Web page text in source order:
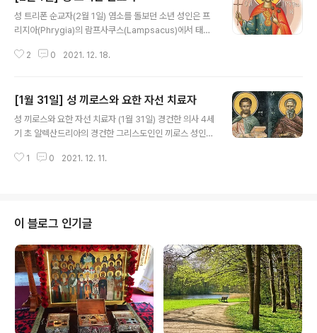
성 트리폰 순교자(2월 1일) 염소를 돌보던 소년 성인은 프
리지아(Phrygia)의 람프사쿠스(Lampsacus)에서 태어
인은 어릴 때부터 성서의 덕을 몸에 익히는 생활을 하였다.
임하였다. 당시 고르디안(Gordian, 238-44) 황제의 딸
은 오래도록 악령에 사로잡혀 고생하고 있었다. 그런데 하
루는 그 악령이 이렇게 소리쳤다. ‘트리폰 만이 나를 내어
되지 않은 이 소년을 찾아냈다. 로마로 이끌려 온 성인은 곧
2 0 2021. 12. 18.
[1월 31일] 성 끼로스와 요한 자선 치료자
성 끼로스와 요한 자선 치료자 (1월 31일) 경건한 의사 4세
기 초 알렉산드리아의 경건한 그리스도인인 끼로스 성인은
고 그들을 그리스도께로 인도하였다. 성인은 병이 낫기 위
도리어 기도를 함으로써 환자들을 고쳤고, 우상숭배에 빠
진 이들에게는 복음의 은총을 알게 함으로써 그들의 영혼
이 참된 생명을 회복하도록 도와주었다. 이런 성인의 기적
을 보고 시샘한 이교도들이 그리스도인들을 박해하라는 디
오클레티안 황제의 명령(303년경)을 따르는 그곳의 통치
자에게 성인을 고발하였다. 이때 성인은 아라..
1 0 2021. 12. 11.
이 블로그 인기글